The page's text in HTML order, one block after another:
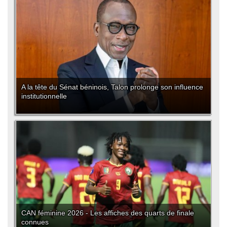
A la tête du Sénat béninois, Talon prolonge son influence
institutionnelle
CAN féminine 2026 - Les affiches des quarts de finale
connues